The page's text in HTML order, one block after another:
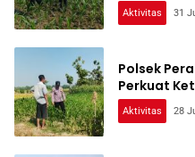
Aktivitas 31
Polsek
Perkuat
Aktivitas 28